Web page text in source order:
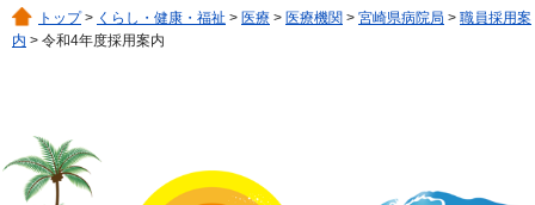
トップ> くらし・健康・福祉 > 医療 > 医療機関 > 宮崎県病院局 > 職員採用案
内 > 令和4年度採用案内